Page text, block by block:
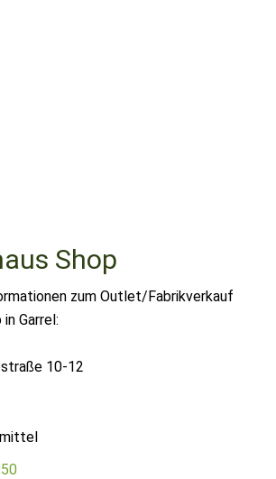
Shop
zum Outlet/Fabrikverkauf
Garrel:
10-12